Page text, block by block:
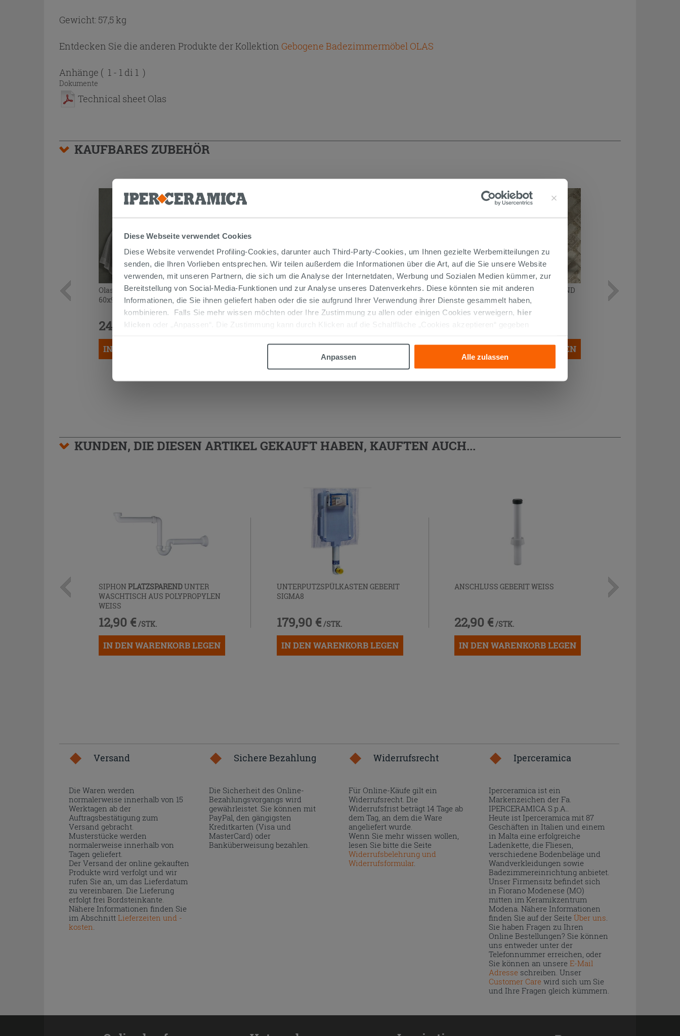
Diese Webseite verwendet Cookies
Diese Website verwendet Profiling-Cookies, darunter auch Third-Party-Cookies, um Ihnen gezielte Werbemitteilungen zu
senden, die Ihren Vorlieben entsprechen. Wir teilen außerdem die Informationen über die Art, auf die Sie unsere Website
verwenden, mit unseren Partnern, die sich um die Analyse der Internetdaten, Werbung und Sozialen Medien kümmer, zur
Bereitstellung von Social-Media-Funktionen und zur Analyse unseres Datenverkehrs. Diese könnten sie mit anderen
Informationen, die Sie ihnen geliefert haben oder die sie aufgrund Ihrer Verwendung ihrer Dienste gesammelt haben,
kombinieren. Falls Sie mehr wissen möchten oder Ihre Zustimmung zu allen oder einigen Cookies verweigern, hier
klicken
oder „Anpassen“. Die Zustimmung kann durch Klicken auf die Schaltfläche „Cookies akzeptieren“ gegeben
Anpassen
Alle zulassen
Gewicht: 57,5 kg
Entdecken Sie die anderen Produkte der Kollektion Gebogene Badezimmermöbel OLAS
Anhänge ( 1 - 1 di 1 )
Dokumente
Technical sheet Olas
KAUFBARES ZUBEHÖR
Olas LED-Badezimmerspiegel Touch
60x90, polierte Drahtstreifen
243,00 €
IN DEN WARENKORB LEGEN
Badspiegel Dilly LED 90H60 230V
12,5W K4
211,90 €
IN DEN WARENKORB LEGEN
WANDSPIEGEL BÜNDIG GLÄNZEND
cm 90X70
118,00 €
IN DEN WARENKORB LEGEN
KUNDEN, DIE DIESEN ARTIKEL GEKAUFT HABEN, KAUFTEN AUCH...
SIPHONPLATZSPARENDUNTER
WASCHTISCH AUS POLYPROPYLEN
WEISS
12,90 € /STK.
IN DEN WARENKORB LEGEN
UNTERPUTZSPÜLKASTEN GEBERIT
SIGMA8
179,90 € /STK.
IN DEN WARENKORB LEGEN
ANSCHLUSS GEBERIT WEISS
22,90 € /STK.
IN DEN WARENKORB LEGEN
Versand
Die Waren werden
normalerweise innerhalb von 15
Werktagen ab der
Auftragsbestätigung zum
Versand gebracht.
Musterstücke werden
normalerweise innerhalb von
Tagen geliefert.
Der Versand der online gekauften
Produkte wird verfolgt und wir
rufen Sie an, um das Lieferdatum
zu vereinbaren. Die Lieferung
erfolgt frei Bordsteinkante.
Nähere Informationen finden Sie
im Abschnitt Lieferzeiten und -
kosten.
Sichere Bezahlung
Die Sicherheit des Online-
Bezahlungsvorgangs wird
gewährleistet. Sie können mit
PayPal, den gängigsten
Kreditkarten (Visa und
MasterCard) oder
Banküberweisung bezahlen.
Widerrufsrecht
Für Online-Käufe gilt ein
Widerrufsrecht. Die
Widerrufsfrist beträgt 14 Tage ab
dem Tag, an dem die Ware
angeliefert wurde.
Wenn Sie mehr wissen wollen,
lesen Sie bitte die Seite
Widerrufsbelehrung und
Widerrufsformular.
Iperceramica
Iperceramica ist ein
Markenzeichen der Fa.
IPERCERAMICA S.p.A..
Heute ist Iperceramica mit 87
Geschäften in Italien und einem
in Malta eine erfolgreiche
Ladenkette, die Fliesen,
verschiedene Bodenbeläge und
Wandverkleidungen sowie
Badezimmereinrichtung anbietet.
Unser Firmensitz befindet sich
in Fiorano Modenese (MO)
mitten im Keramikzentrum
Modena. Nähere Informationen
finden Sie auf der Seite Über uns.
Sie haben Fragen zu Ihren
Online Bestellungen? Sie können
uns entweder unter der
Telefonnummer erreichen, oder
Sie können an unsere E-Mail
Adresseschreiben. Unser
Customer Carewird sich um Sie
und Ihre Fragen gleich kümmern.